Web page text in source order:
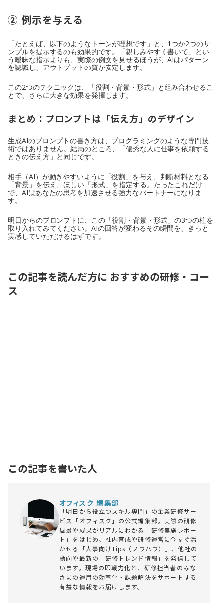
② 例示を与える
「たとえば、以下のようなトーンが理想です」と、1つか2つのサ
ンプルを提示するのも効果的です。「親しみやすく書いて」とい
う曖昧な指示よりも、実際の例文を見せるほうが、AIはパターン
を認識し、アウトプットの質が安定します。
この2つのテクニックは、「役割・背景・形式」と組み合わせるこ
とで、さらに大きな効果を発揮します。
まとめ：プロンプトは「伝え方」のデザイン
生成AIのプロンプトの書き方は、プログラミングのような専門技
術ではありません。結局のところ、「優秀な人に仕事を依頼する
ときの伝え方」と同じです。
相手（AI）が動きやすいように「役割」を与え、判断材料となる
「背景」を伝え、ほしい「形式」を指定する。たったこれだけ
で、AIはあなたの思考を加速させる強力なパートナーになりま
す。
明日からのプロンプトに、この「役割・背景・形式」の3つの柱を
取り入れてみてください。AIの回答が変わるその瞬間を、きっと
実感していただけるはずです。
この記事を読んだ方に おすすめの研修・コー
ス
この記事を書いた人
オフィスク 編集部
「明日から役立つスキル専門」の企業研修サー
ビス「オフィスク」の公式編集部。実際の研修
風景や成果がリアルにわかる「研修実施レポー
ト」をはじめ、社内育成や研修運営に今すぐ活
かせる「人事向けTips（ノウハウ）」、他社の
動向や最新の「研修トレンド情報」を発信して
います。現場の即戦力化と、研修担当者のみな
さまの運用の効率化・課題解決をサポートする
有益な情報をお届けします。